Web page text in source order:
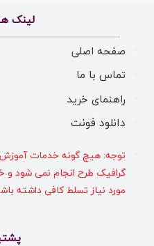
لینک
صفحه اصلی
تماس با ما
راهنمای خرید
دانلود فونت
توجه: هیچ گونه خدمات
گرافیک طرح انجام نمی شود و
مورد نیاز تسلط کافی داشته